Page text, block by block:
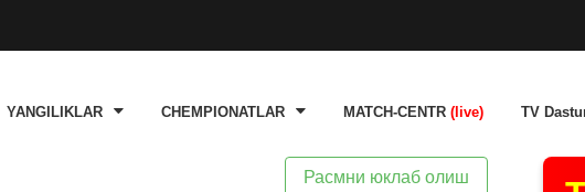
YANGILIKLAR CHEMPIONATLAR MATCH-CENTR (live) TV
Расмни юклаб олиш